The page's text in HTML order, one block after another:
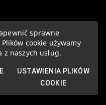
sprawne
cookie używamy
naszych usług.
USTAWIENIA PLIKÓW
COOKIE